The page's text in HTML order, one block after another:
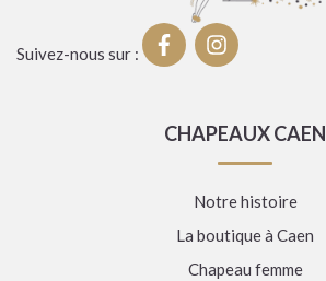
Suivez-nous sur :
CHAPEAUX CAEN
Notre histoire
La boutique à Caen
Chapeau femme